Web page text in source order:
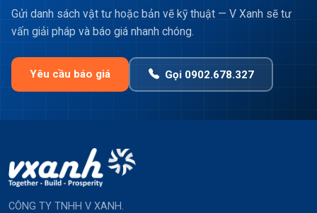
Gửi danh sách vật tư hoặc bản vẽ kỹ thuật — V Xanh sẽ tư
vấn giải pháp và báo giá nhanh chóng.
Yêu cầu báo giá Gọi 0902.678.327
CÔNG TY TNHH V XANH.